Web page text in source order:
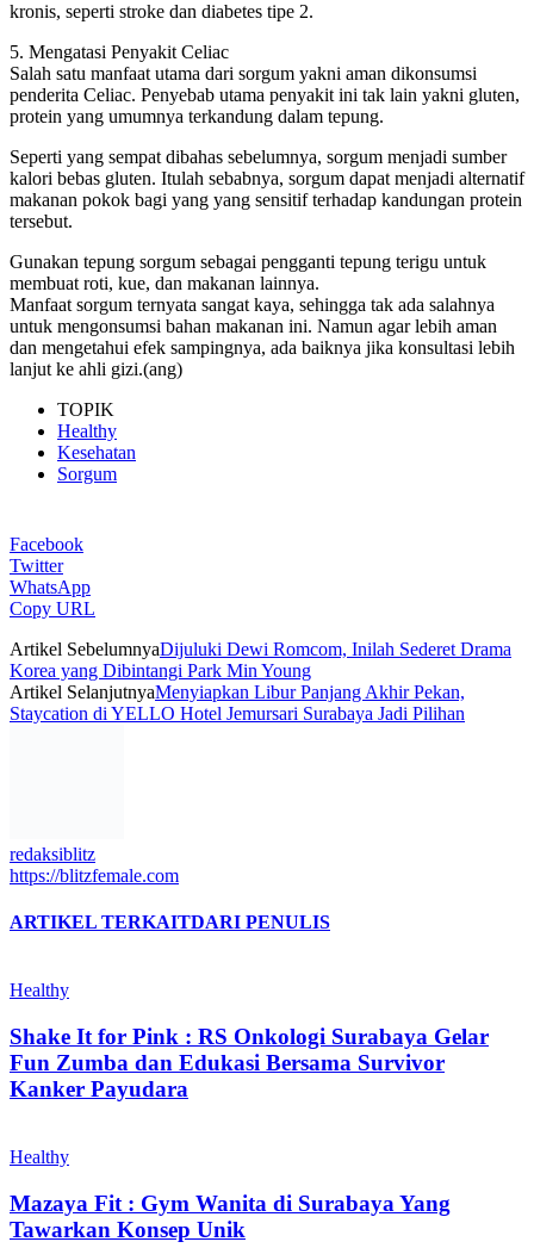
kronis, seperti stroke dan diabetes tipe 2.
5. Mengatasi Penyakit Celiac
Salah satu manfaat utama dari sorgum yakni aman dikonsumsi
penderita Celiac. Penyebab utama penyakit ini tak lain yakni gluten,
protein yang umumnya terkandung dalam tepung.
Seperti yang sempat dibahas sebelumnya, sorgum menjadi sumber
kalori bebas gluten. Itulah sebabnya, sorgum dapat menjadi alternatif
makanan pokok bagi yang yang sensitif terhadap kandungan protein
tersebut.
Gunakan tepung sorgum sebagai pengganti tepung terigu untuk
membuat roti, kue, dan makanan lainnya.
Manfaat sorgum ternyata sangat kaya, sehingga tak ada salahnya
untuk mengonsumsi bahan makanan ini. Namun agar lebih aman
dan mengetahui efek sampingnya, ada baiknya jika konsultasi lebih
lanjut ke ahli gizi.(ang)
TOPIK
Healthy
Kesehatan
Sorgum
Facebook
Twitter
WhatsApp
Copy URL
Artikel SebelumnyaDijuluki Dewi Romcom, Inilah Sederet Drama
Korea yang Dibintangi Park Min Young
Artikel SelanjutnyaMenyiapkan Libur Panjang Akhir Pekan,
Staycation di YELLO Hotel Jemursari Surabaya Jadi Pilihan
redaksiblitz
https://blitzfemale.com
ARTIKEL TERKAITDARI PENULIS
Healthy
Shake It for Pink : RS Onkologi Surabaya Gelar
Fun Zumba dan Edukasi Bersama Survivor
Kanker Payudara
Healthy
Mazaya Fit : Gym Wanita di Surabaya Yang
Tawarkan Konsep Unik